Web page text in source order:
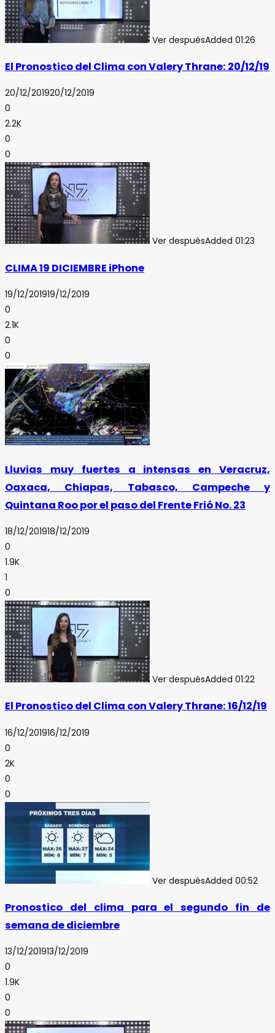
Ver despuésAdded 01:26
El Pronostico del Clima con Valery Thrane: 20/12/19
20/12/201920/12/2019
0
2.2K
0
0
Ver despuésAdded 01:23
CLIMA 19 DICIEMBRE iPhone
19/12/201919/12/2019
0
2.1K
0
0
Lluvias muy fuertes a intensas en Veracruz,
Oaxaca, Chiapas, Tabasco, Campeche y
Quintana Roo por el paso del Frente Frió No. 23
18/12/201918/12/2019
0
1.9K
1
0
Ver despuésAdded 01:22
El Pronostico del Clima con Valery Thrane: 16/12/19
16/12/201916/12/2019
0
2K
0
0
Ver despuésAdded 00:52
Pronostico del clima para el segundo fin de
semana de diciembre
13/12/201913/12/2019
0
1.9K
0
0